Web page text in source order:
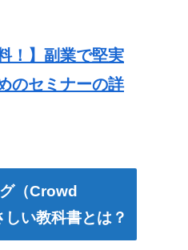
！】副業で堅実
のセミナーの詳
（Crowd
い教科書とは？